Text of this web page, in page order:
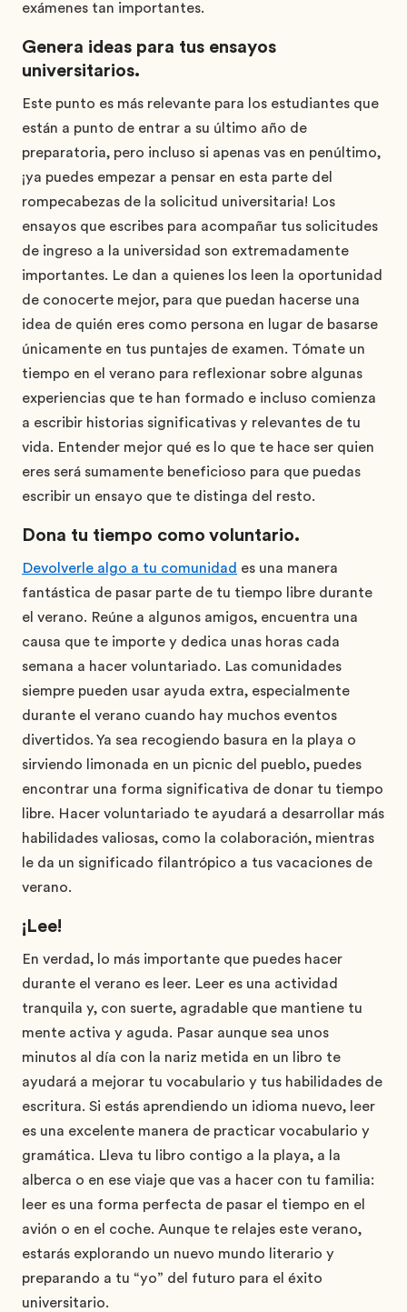
exámenes tan importantes.
Genera ideas para tus ensayos
universitarios.
Este punto es más relevante para los estudiantes que
están a punto de entrar a su último año de
preparatoria, pero incluso si apenas vas en penúltimo,
¡ya puedes empezar a pensar en esta parte del
rompecabezas de la solicitud universitaria! Los
ensayos que escribes para acompañar tus solicitudes
de ingreso a la universidad son extremadamente
importantes. Le dan a quienes los leen la oportunidad
de conocerte mejor, para que puedan hacerse una
idea de quién eres como persona en lugar de basarse
únicamente en tus puntajes de examen. Tómate un
tiempo en el verano para reflexionar sobre algunas
experiencias que te han formado e incluso comienza
a escribir historias significativas y relevantes de tu
vida. Entender mejor qué es lo que te hace ser quien
eres será sumamente beneficioso para que puedas
escribir un ensayo que te distinga del resto.
Dona tu tiempo como voluntario.
Devolverle algo a tu comunidad es una manera
fantástica de pasar parte de tu tiempo libre durante
el verano. Reúne a algunos amigos, encuentra una
causa que te importe y dedica unas horas cada
semana a hacer voluntariado. Las comunidades
siempre pueden usar ayuda extra, especialmente
durante el verano cuando hay muchos eventos
divertidos. Ya sea recogiendo basura en la playa o
sirviendo limonada en un picnic del pueblo, puedes
encontrar una forma significativa de donar tu tiempo
libre. Hacer voluntariado te ayudará a desarrollar más
habilidades valiosas, como la colaboración, mientras
le da un significado filantrópico a tus vacaciones de
verano.
¡Lee!
En verdad, lo más importante que puedes hacer
durante el verano es leer. Leer es una actividad
tranquila y, con suerte, agradable que mantiene tu
mente activa y aguda. Pasar aunque sea unos
minutos al día con la nariz metida en un libro te
ayudará a mejorar tu vocabulario y tus habilidades de
escritura. Si estás aprendiendo un idioma nuevo, leer
es una excelente manera de practicar vocabulario y
gramática. Lleva tu libro contigo a la playa, a la
alberca o en ese viaje que vas a hacer con tu familia:
leer es una forma perfecta de pasar el tiempo en el
avión o en el coche. Aunque te relajes este verano,
estarás explorando un nuevo mundo literario y
preparando a tu “yo” del futuro para el éxito
universitario.